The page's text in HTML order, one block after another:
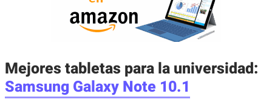
Mejores tabletas para la universidad:
Samsung Galaxy Note 10.1